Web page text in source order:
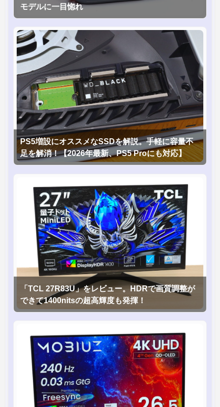
モデルに一目惚れ
PS5増設にオススメなSSDを解説。手軽に容量不
足を解消！【2026年最新、PS5 Proにも対応】
「TCL 27R83U」をレビュー。HDRで画質調整が
できて1400nitsの超高輝度も発揮！